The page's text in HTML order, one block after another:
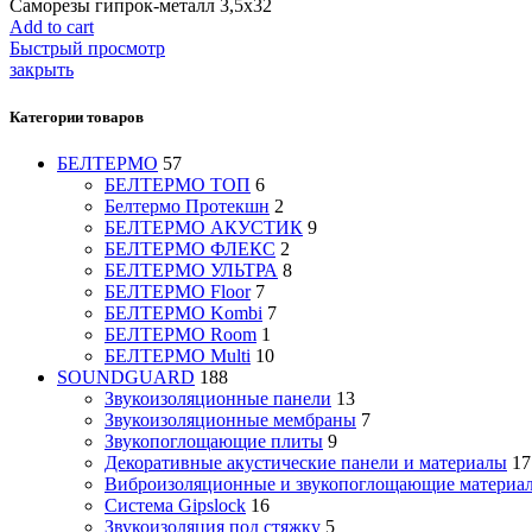
Саморезы гипрок-металл 3,5х32
Add to cart
Быстрый просмотр
закрыть
Категории товаров
БЕЛТЕРМО 57
БЕЛТЕРМО ТОП 6
Белтермо Протекшн 2
БЕЛТЕРМО АКУСТИК 9
БЕЛТЕРМО ФЛЕКС 2
БЕЛТЕРМО УЛЬТРА 8
БЕЛТЕРМО Floor 7
БЕЛТЕРМО Kombi 7
БЕЛТЕРМО Room 1
БЕЛТЕРМО Multi 10
SOUNDGUARD 188
Звукоизоляционные панели 13
Звукоизоляционные мембраны 7
Звукопоглощающие плиты 9
Декоративные акустические панели и материалы 17
Виброизоляционные и звукопоглощающие
Система Gipslock 16
Звукоизоляция под стяжку 5